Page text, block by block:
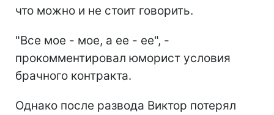
что можно и не стоит говорить.
"Все мое - мое, а ее - ее", -
прокомментировал юморист условия
брачного контракта.
Однако после развода Виктор потерял